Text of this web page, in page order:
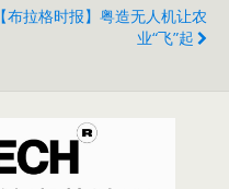
【布拉格时报】粤造无人机让农
业“飞”起